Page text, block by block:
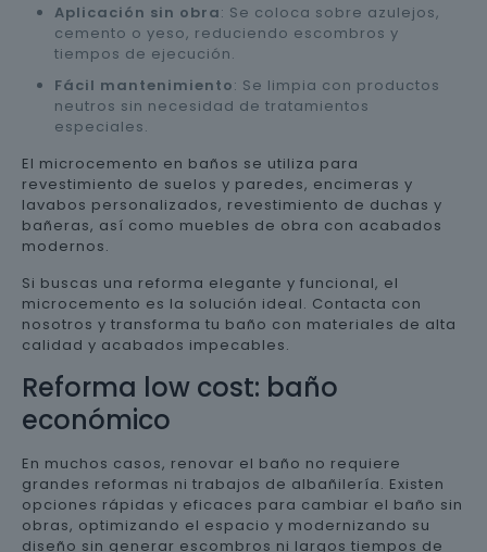
Aplicación sin obra: Se coloca sobre azulejos,
cemento o yeso, reduciendo escombros y
tiempos de ejecución.
Fácil mantenimiento: Se limpia con productos
neutros sin necesidad de tratamientos
especiales.
El microcemento en baños se utiliza para
revestimiento de suelos y paredes, encimeras y
lavabos personalizados, revestimiento de duchas y
bañeras, así como muebles de obra con acabados
modernos.
Si buscas una reforma elegante y funcional, el
microcemento es la solución ideal. Contacta con
nosotros y transforma tu baño con materiales de alta
calidad y acabados impecables.
Reforma low cost: baño
económico
En muchos casos, renovar el baño no requiere
grandes reformas ni trabajos de albañilería. Existen
opciones rápidas y eficaces para cambiar el baño sin
obras, optimizando el espacio y modernizando su
diseño sin generar escombros ni largos tiempos de